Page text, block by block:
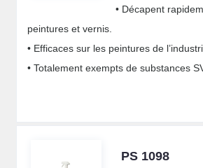
• Décapent
peintures et vernis.
• Efficaces sur les peintures de
• Totalement exempts de substances
PS 1098